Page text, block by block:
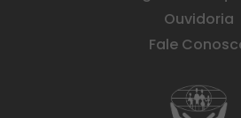
Ouvidoria
Fale